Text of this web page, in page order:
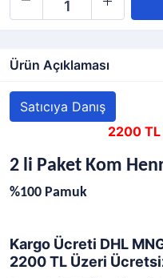
Ürün Açıklaması
Satıcıya Danış
2200 TL
2 li Paket Kom
%100 Pamuk
Kargo Ücreti DHL
2200 TL Üzeri